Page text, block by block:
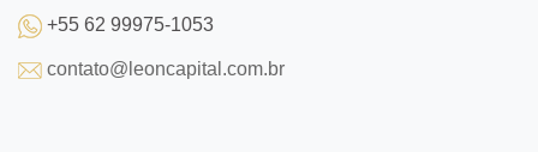
+55 62 99975-1053
contato@leoncapital.com.br